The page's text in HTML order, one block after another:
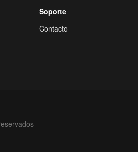
Soporte
Contacto